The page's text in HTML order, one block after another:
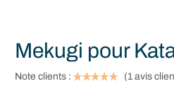
Mekugi pour
Note clients : (1 avis